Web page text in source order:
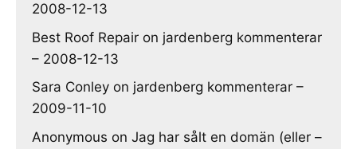
2008-12-13
Best Roof Repair on jardenberg kommenterar
– 2008-12-13
Sara Conley on jardenberg kommenterar –
2009-11-10
Anonymous on Jag har sålt en domän (eller –